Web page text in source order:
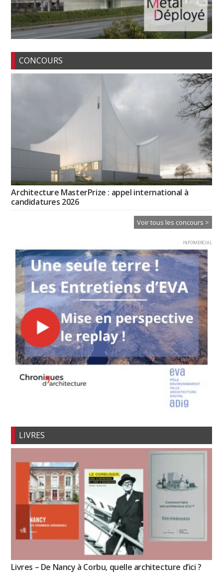
CONCOURS
Architecture MasterPrize : appel international à
candidatures 2026
Voir tous les concours >
INFOMERCIAL
LIVRES
Livres – De Nancy à Corbu, quelle architecture d’ici ?